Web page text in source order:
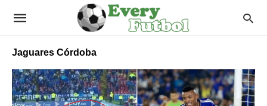
Jaguares Córdoba